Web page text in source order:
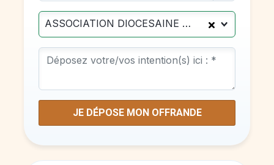
ASSOCIATION DIOCESAINE DE NICE
JE DÉPOSE MON OFFRANDE